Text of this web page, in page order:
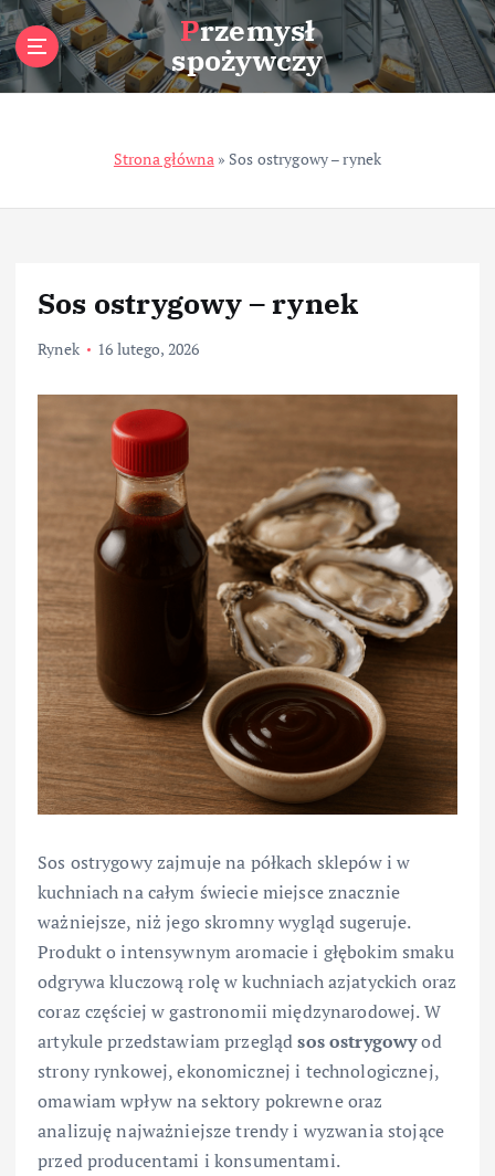
S
k
i
p
n
Przemysł
spożywczy
Strona główna » Sos ostrygowy – rynek
Sos ostrygowy – rynek
Rynek 16 lutego, 2026
Sos ostrygowy zajmuje na półkach sklepów i w
kuchniach na całym świecie miejsce znacznie
ważniejsze, niż jego skromny wygląd sugeruje.
Produkt o intensywnym aromacie i głębokim smaku
odgrywa kluczową rolę w kuchniach azjatyckich oraz
coraz częściej w gastronomii międzynarodowej. W
artykule przedstawiam przeglądsos ostrygowyod
strony rynkowej, ekonomicznej i technologicznej,
omawiam wpływ na sektory pokrewne oraz
analizuję najważniejsze trendy i wyzwania stojące
przed producentami i konsumentami.